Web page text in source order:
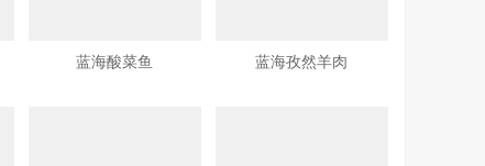
蓝海酸菜鱼 蓝海孜然羊肉